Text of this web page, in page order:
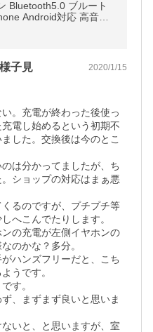
ブルート
Android対応 高音質
型 通話対応 自動接続 I
Ｆ9-5）
子見 2020/1/15
。充電が終わった後使っ
電し始めるという初期不
した。交換後は今のとこ
は分かってましたが、ち
ショップの対応はまぁ悪
るのですが、プチプチ等
へこんでたりします。
の充電が左側イヤホンの
のかな？多分。
ハンズフリーだと、こち
うです。
す。
、まずまず良いと思いま
いと、と思いますが、室